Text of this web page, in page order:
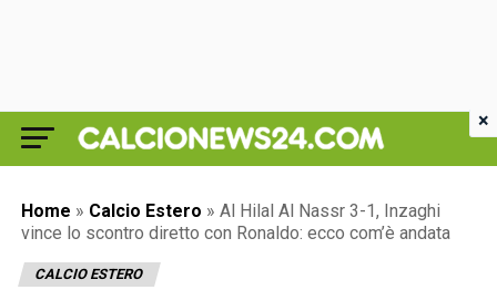
Home » Calcio Estero » Al Hilal Al Nassr 3-1, Inzaghi
vince lo scontro diretto con Ronaldo: ecco com’è andata
CALCIO ESTERO
×